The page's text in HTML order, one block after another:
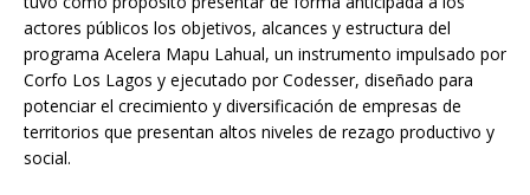
actores públicos los objetivos, alcances y estructura del
programa Acelera Mapu Lahual, un instrumento impulsado por
Corfo Los Lagos y ejecutado por Codesser, diseñado para
potenciar el crecimiento y diversificación de empresas de
territorios que presentan altos niveles de rezago productivo y
social.